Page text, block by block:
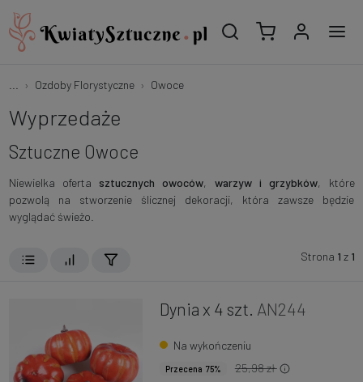
Ozdoby Florystyczne Owoce
Wyprzedaże
Sztuczne Owoce
Niewielka oferta sztucznych owoców, warzyw i grzybków, które
pozwolą na stworzenie ślicznej dekoracji, która zawsze będzie
wyglądać świeżo.
Strona 1 z 1
Dynia x 4 szt. AN244
Na wykończeniu
Przecena 75%
25,98 zł